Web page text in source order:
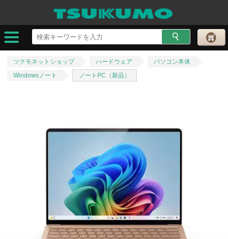
ツクモネットショップ ハードウェア
パソコン本体
Windowsノート
ノートPC（新品）